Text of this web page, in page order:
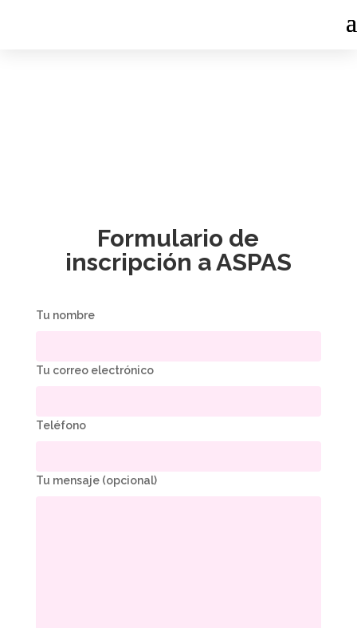
Formulario de
inscripción a ASPAS
Tu nombre
Tu correo electrónico
Teléfono
Tu mensaje (opcional)